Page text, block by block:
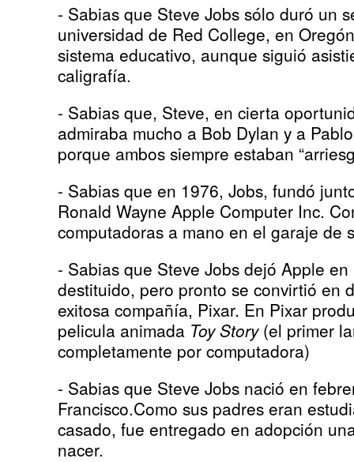
- Sabias que Steve Jobs sólo duró un
universidad de Red College, en
sistema educativo, aunque siguió
caligrafía.
- Sabias que, Steve, en cierta
admiraba mucho a Bob Dylan y a
porque ambos siempre estaban
- Sabias que en 1976, Jobs, fundó
Ronald Wayne Apple Computer Inc.
computadoras a mano en el garaje de
- Sabias que Steve Jobs dejó Apple
destituido, pero pronto se convirtió en
exitosa compañía, Pixar. En Pixar
pelicula animada Toy Story(el primer
completamente por computadora)
- Sabias que Steve Jobs nació en
Francisco.Como sus padres eran
casado, fue entregado en adopción
nacer.